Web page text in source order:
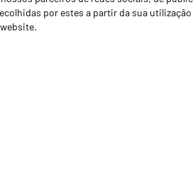
por estes a partir da sua
Concessionários